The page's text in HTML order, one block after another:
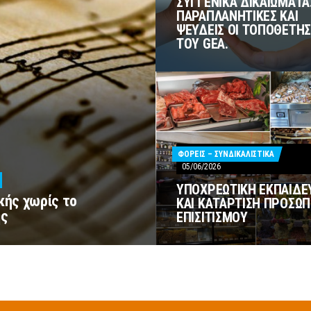
χωρίς το
ΠΑΡΑΠΛΑΝΗΤΙΚΕΣ ΚΑΙ
ΨΕΥΔΕΙΣ ΟΙ
ΤΟΥ GEA.
ΦΟΡΕΙΣ – ΣΥΝΔΙΚΑΛΙΣΤΙΚΑ
05/06/2026
ΥΠΟΧΡΕΩΤΙΚΗ
ΚΑΙ ΚΑΤΑΡΤΙΣΗ
ΕΠΙΣΙΤΙΣΜΟΥ